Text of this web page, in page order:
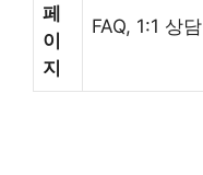
페
이
지
FAQ, 1:1 상담